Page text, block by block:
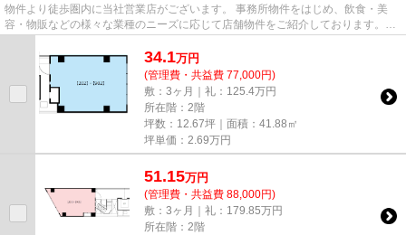
物件より徒歩圏内に当社営業店がございます。 事務所物件をはじめ、飲食・美
容・物販などの様々な業種のニーズに応じて店舗物件をご紹介しております。
尚、弊社ではおとり広告は一切...
34.1万円
(管理費・共益費 77,000円)
敷：3ヶ月｜礼：125.4万円
所在階：2階
坪数：12.67坪｜面積：41.88㎡
坪単価： 2.69万円
51.15万円
(管理費・共益費 88,000円)
敷：3ヶ月｜礼：179.85万円
所在階：2階